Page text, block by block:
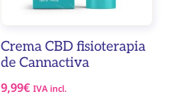
Crema CBD fisioterapia
de Cannactiva
9,99€ IVA incl.